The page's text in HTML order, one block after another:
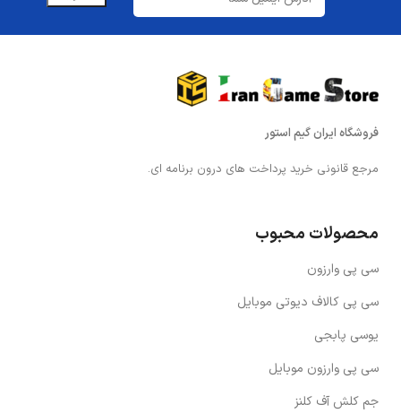
فروشگاه ایران گیم استور
مرجع قانونی خرید پرداخت های درون برنامه ای.
محصولات محبوب
سی پی وارزون
سی پی کالاف دیوتی موبایل
یوسی پابجی
سی پی وارزون موبایل
جم کلش آف کلنز